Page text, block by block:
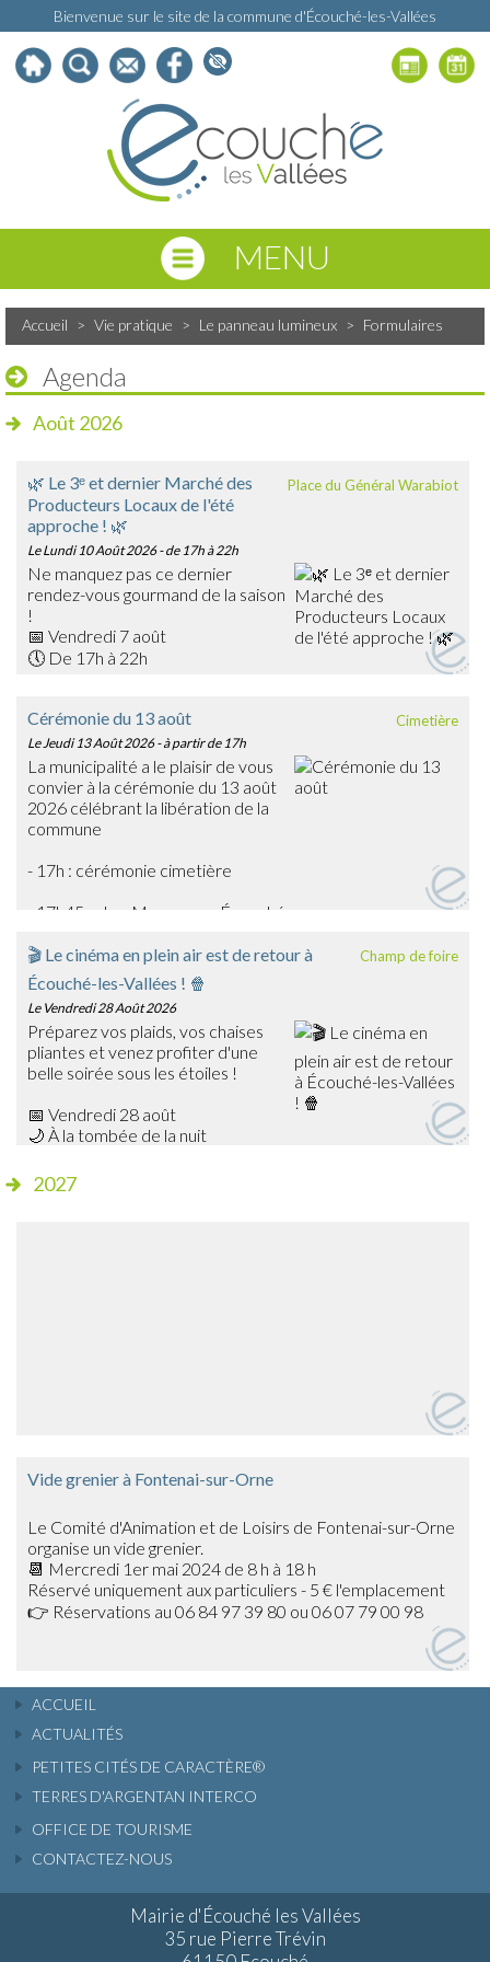
Bienvenue sur le site de la commune d'Écouché-les-Vallées
MENU
Accueil > Vie pratique > Le panneau lumineux > Formulaires
Agenda
Août 2026
Place du Général Warabiot
🌿 Le 3ᵉ et dernier Marché des
Producteurs Locaux de l'été
approche ! 🌿
Le Lundi 10 Août 2026- de 17h à 22h
Ne manquez pas ce dernier
rendez-vous gourmand de la saison
!
📅 Vendredi 7 août
🕔 De 17h à 22h
savoir-faire et faire le plein de produits frais, artisanaux et
de saison : confitures, boissons, œufs, légumes,
gourmandises… et bien d'autres trésors du terroir !
🎶 La soirée sera également animée en musique par
Emmanuel Toutain, pour une ambiance festive et
chaleureuse.
un agréable moment en famille ou entre amis et soutenir
➡️ On vous attend nombreux pour clôturer en beauté
cette belle saison des marchés !
Cimetière
Cérémonie du 13 août
Le Jeudi 13 Août 2026- à partir de 17h
La municipalité a le plaisir de vous
convier à la cérémonie du 13 août
2026 célébrant la libération de la
commune
- 17h : cérémonie cimetière
- 17h45 : char Massaoua - Écouché
Champ de foire
🎬 Le cinéma en plein air est de retour à
Écouché-les-Vallées ! 🍿
Le Vendredi 28 Août 2026
Préparez vos plaids, vos chaises
pliantes et venez profiter d'une
belle soirée sous les étoiles !
📅 Vendredi 28 août
🌙 À la tombée de la nuit
🎥 Cette année, découvrez Les Bad Guys, un film
2027
Vide grenier à Fontenai-sur-Orne
Le Comité d'Animation et de Loisirs de Fontenai-sur-Orne
organise un vide grenier.
📆 Mercredi 1er mai 2024 de 8 h à 18 h
Réservé uniquement aux particuliers - 5 € l'emplacement
👉 Réservations au 06 84 97 39 80 ou 06 07 79 00 98
ACCUEIL
ACTUALITÉS
PETITES CITÉS DE CARACTÈRE®
TERRES D'ARGENTAN INTERCO
OFFICE DE TOURISME
CONTACTEZ-NOUS
Mairie d'Écouché les Vallées
35 rue Pierre Trévin